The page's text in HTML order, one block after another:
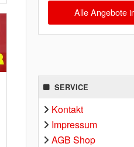
Alle Angebote
SERVICE
Kontakt
Impressum
AGB Shop